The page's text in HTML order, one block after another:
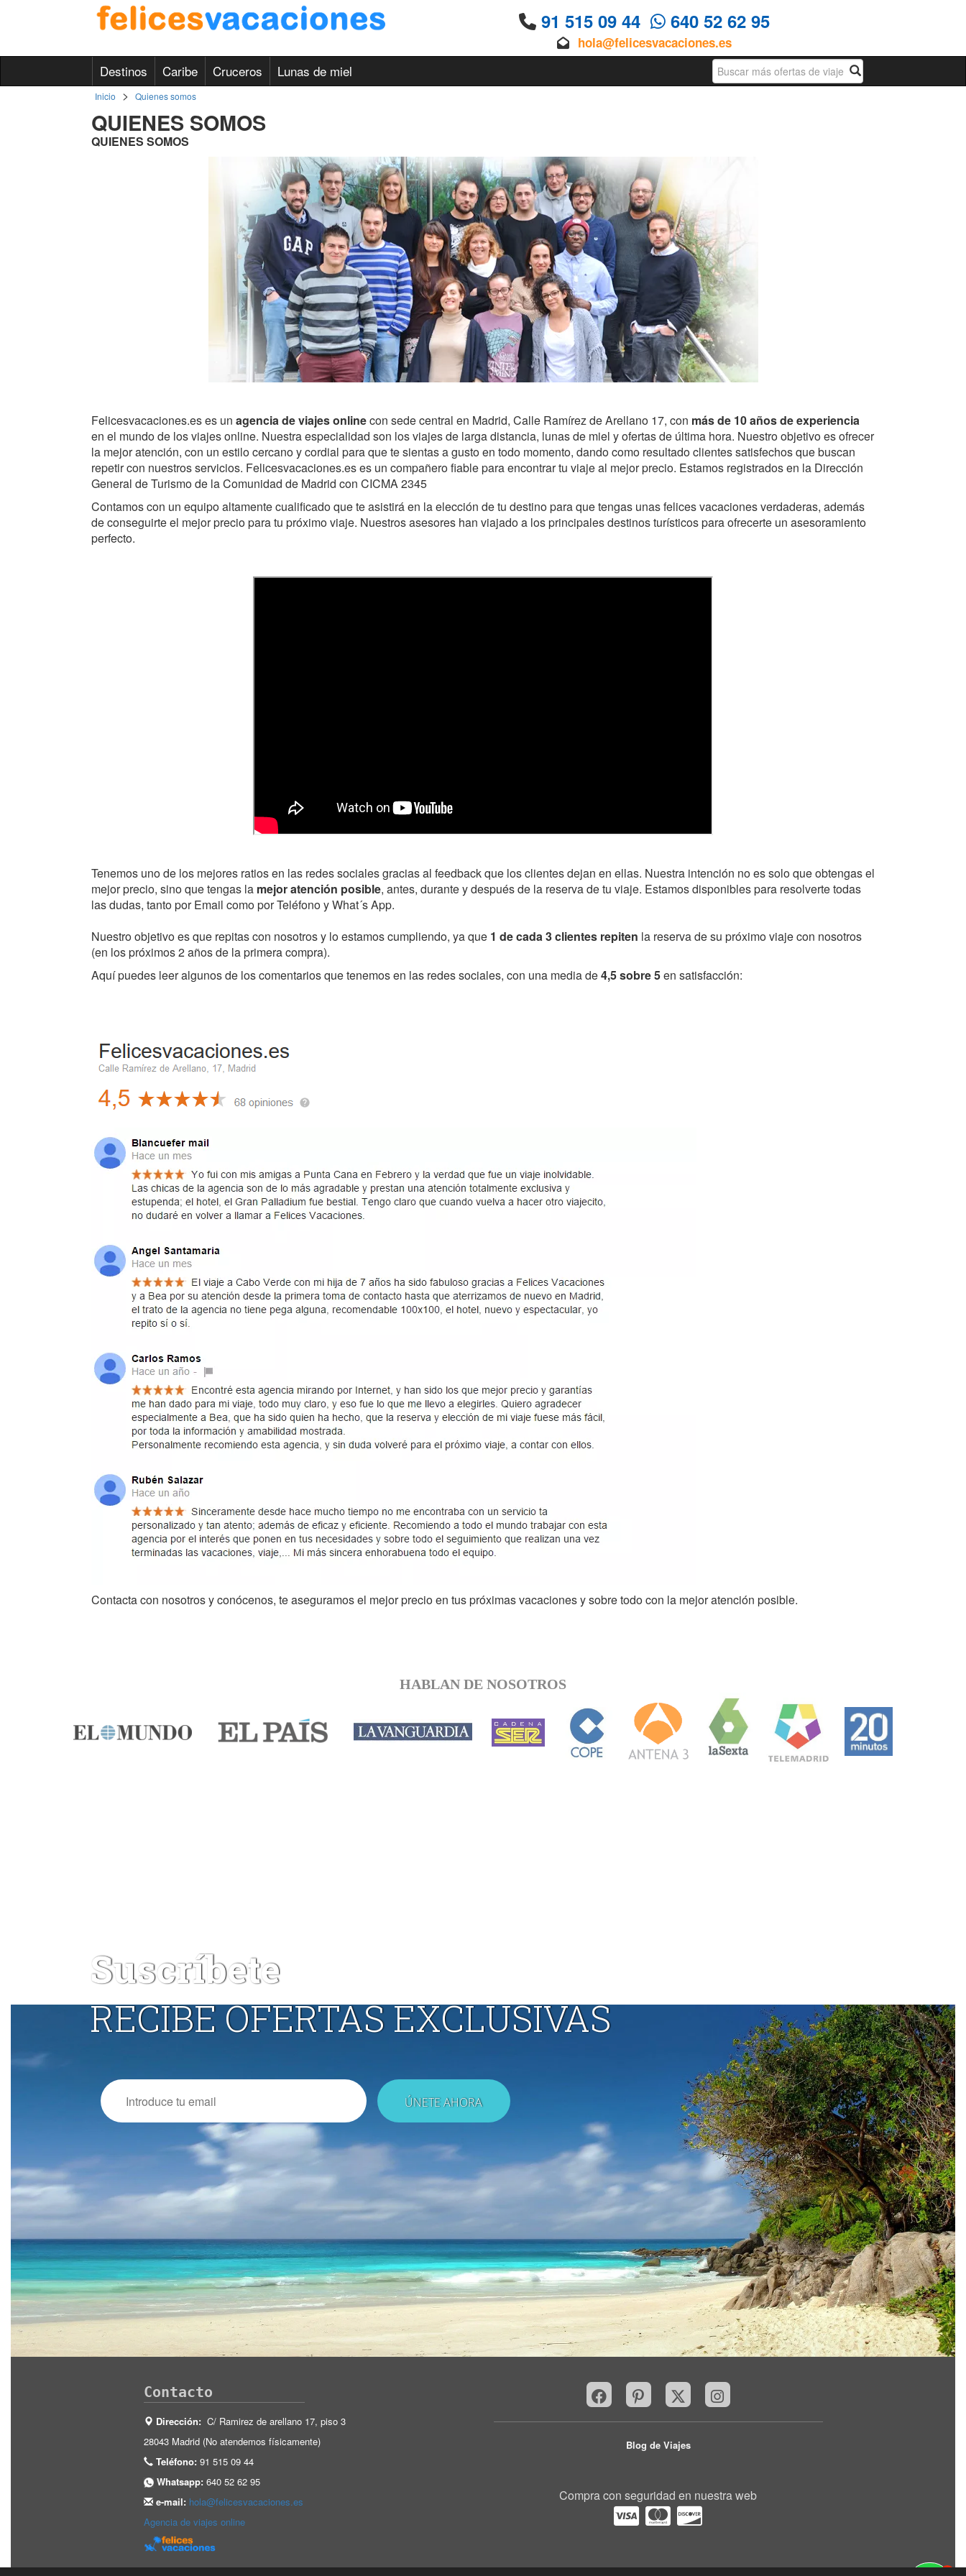
91 515 09 44 640 52 62 95
hola@felicesvacaciones.es
Destinos Caribe Cruceros Lunas de miel Busqueda
Inicio > Quienes somos
QUIENES SOMOS
QUIENES SOMOS
Felicesvacaciones.es es un agencia de viajes onlinecon sede central en Madrid, Calle Ramírez de Arellano 17, con más de 10 años de experiencia
en el mundo de los viajes online. Nuestra especialidad son los viajes de larga distancia, lunas de miel y ofertas de última hora. Nuestro objetivo es ofrecer
la mejor atención, con un estilo cercano y cordial para que te sientas a gusto en todo momento, dando como resultado clientes satisfechos que buscan
repetir con nuestros servicios. Felicesvacaciones.es es un compañero fiable para encontrar tu viaje al mejor precio. Estamos registrados en la Dirección
General de Turismo de la Comunidad de Madrid con CICMA 2345
Contamos con un equipo altamente cualificado que te asistirá en la elección de tu destino para que tengas unas felices vacaciones verdaderas, además
de conseguirte el mejor precio para tu próximo viaje. Nuestros asesores han viajado a los principales destinos turísticos para ofrecerte un asesoramiento
perfecto.
Tenemos uno de los mejores ratios en las redes sociales gracias al feedback que los clientes dejan en ellas. Nuestra intención no es solo que obtengas el
mejor precio, sino que tengas la mejor atención posible, antes, durante y después de la reserva de tu viaje. Estamos disponibles para resolverte todas
las dudas, tanto por Email como por Teléfono y What´s App.
Nuestro objetivo es que repitas con nosotros y lo estamos cumpliendo, ya que 1 de cada 3 clientes repiten la reserva de su próximo viaje con nosotros
(en los próximos 2 años de la primera compra).
Aquí puedes leer algunos de los comentarios que tenemos en las redes sociales, con una media de4,5 sobre 5en satisfacción:
Contacta con nosotros y conócenos, te aseguramos el mejor precio en tus próximas vacaciones y sobre todo con la mejor atención posible.
HABLAN DE NOSOTROS
Suscríbete
RECIBE OFERTAS EXCLUSIVAS
Email
Contacto
Dirección:C/ Ramirez de arellano 17, piso 3
28043 Madrid (No atendemos físicamente)
Teléfono: 91 515 09 44
Whatsapp: 640 52 62 95
e-mail: hola@felicesvacaciones.es
Agencia de viajes online
Blog de Viajes
Compra con seguridad en nuestra web